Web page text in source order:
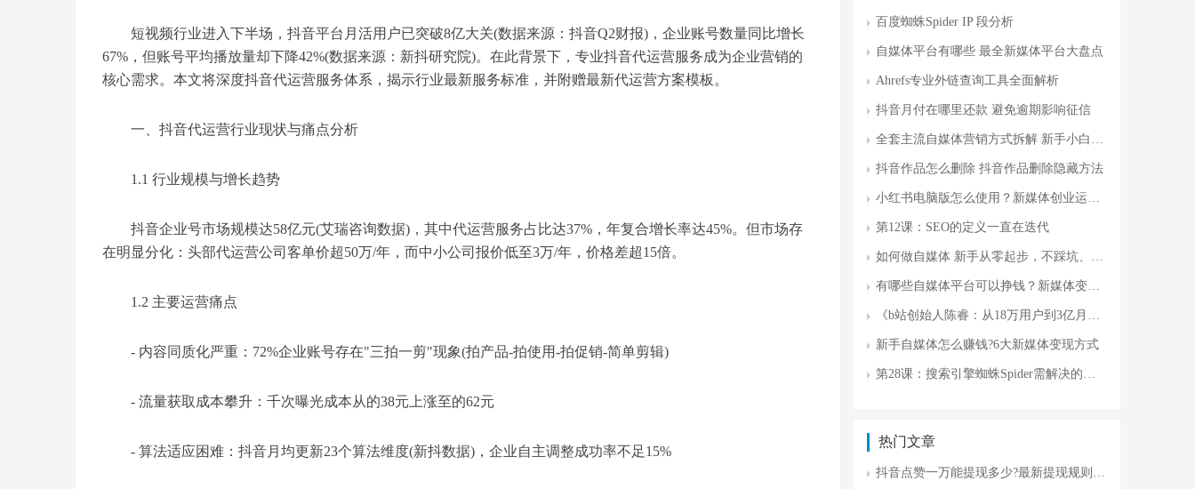
短视频行业进入下半场，抖音平台月活用户已突破8亿大关(数据来源：抖音Q2财报)，企业账号数量同比增长
67%，但账号平均播放量却下降42%(数据来源：新抖研究院)。在此背景下，专业抖音代运营服务成为企业营销的
核心需求。本文将深度抖音代运营服务体系，揭示行业最新服务标准，并附赠最新代运营方案模板。
一、抖音代运营行业现状与痛点分析
1.1 行业规模与增长趋势
抖音企业号市场规模达58亿元(艾瑞咨询数据)，其中代运营服务占比达37%，年复合增长率达45%。但市场存
在明显分化：头部代运营公司客单价超50万/年，而中小公司报价低至3万/年，价格差超15倍。
1.2 主要运营痛点
- 内容同质化严重：72%企业账号存在"三拍一剪"现象(拍产品-拍使用-拍促销-简单剪辑)
- 流量获取成本攀升：千次曝光成本从的38元上涨至的62元
- 算法适应困难：抖音月均更新23个算法维度(新抖数据)，企业自主调整成功率不足15%
百度蜘蛛Spider IP 段分析
自媒体平台有哪些 最全新媒体平台大盘点
Ahrefs专业外链查询工具全面解析
抖音月付在哪里还款 避免逾期影响征信
全套主流自媒体营销方式拆解 新手小白攻略
抖音作品怎么删除 抖音作品删除隐藏方法
小红书电脑版怎么使用？新媒体创业运营更高效
第12课：SEO的定义一直在迭代
如何做自媒体 新手从零起步，不踩坑、不瞎忙
有哪些自媒体平台可以挣钱？新媒体变现平台
《b站创始人陈睿：从18万用户到3亿月活，分享B站逆袭的7大战略密码》
新手自媒体怎么赚钱?6大新媒体变现方式
第28课：搜索引擎蜘蛛Spider需解决的四大核心问题
热门文章
抖音点赞一万能提现多少?最新提现规则与收益计算全攻略